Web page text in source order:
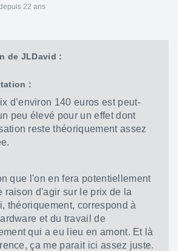
22 ans
de JLDavid :
:
d’en­vi­ron 140 euros est peut-
peu élevé pour un effet dont
reste théo­rique­ment assez
que l'on en fera potentiellement
raison d'agir sur le prix de la
théoriquement, correspond à
et du travail de
qui a eu lieu en amont. Et là
ça me parait ici assez juste.